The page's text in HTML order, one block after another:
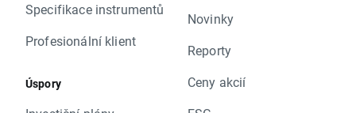
Specifikace instrumentů
Profesionální klient
Úspory
Novinky
Reporty
Ceny akcií